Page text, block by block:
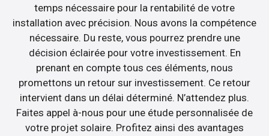
temps nécessaire pour la rentabilité de votre
installation avec précision. Nous avons la compétence
nécessaire. Du reste, vous pourrez prendre une
décision éclairée pour votre investissement. En
prenant en compte tous ces éléments, nous
promettons un retour sur investissement. Ce retour
intervient dans un délai déterminé. N’attendez plus.
Faites appel à-nous pour une étude personnalisée de
votre projet solaire. Profitez ainsi des avantages